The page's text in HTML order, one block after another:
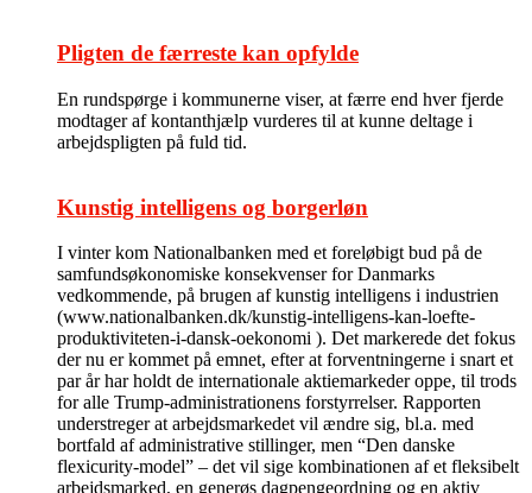
Pligten de færreste kan opfylde
En rundspørge i kommunerne viser, at færre end hver fjerde
modtager af kontanthjælp vurderes til at kunne deltage i
arbejdspligten på fuld tid.
Kunstig intelligens og borgerløn
I vinter kom Nationalbanken med et foreløbigt bud på de
samfundsøkonomiske konsekvenser for Danmarks
vedkommende, på brugen af kunstig intelligens i industrien
(www.nationalbanken.dk/kunstig-intelligens-kan-loefte-
produktiviteten-i-dansk-oekonomi ). Det markerede det fokus
der nu er kommet på emnet, efter at forventningerne i snart et
par år har holdt de internationale aktiemarkeder oppe, til trods
for alle Trump-administrationens forstyrrelser. Rapporten
understreger at arbejdsmarkedet vil ændre sig, bl.a. med
bortfald af administrative stillinger, men “Den danske
flexicurity-model” – det vil sige kombinationen af et fleksibelt
arbejdsmarked, en generøs dagpengeordning og en aktiv